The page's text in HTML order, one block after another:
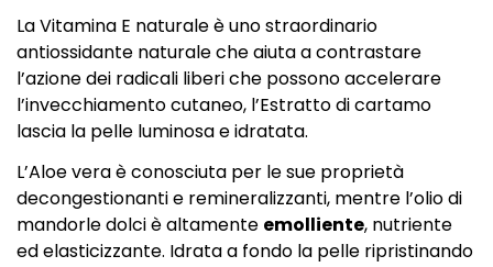
La Vitamina E naturale è uno straordinario
antiossidante naturale che aiuta a contrastare
l’azione dei radicali liberi che possono accelerare
l’invecchiamento cutaneo, l’Estratto di cartamo
lascia la pelle luminosa e idratata.
L’Aloe vera è conosciuta per le sue proprietà
decongestionanti e remineralizzanti, mentre l’olio di
mandorle dolci è altamente emolliente, nutriente
ed elasticizzante. Idrata a fondo la pelle ripristinando